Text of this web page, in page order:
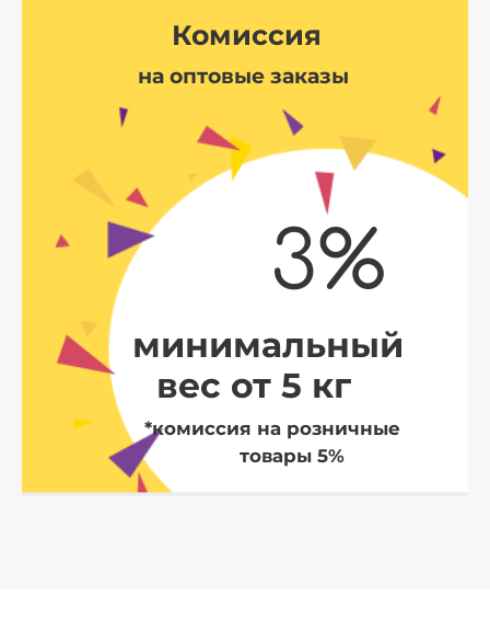
Комиссия
на оптовые заказы
3%
минимальный
вес от 5 кг
*комиссия на розничные
товары 5%